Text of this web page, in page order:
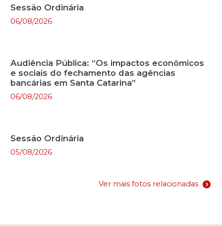
Sessão Ordinária
06/08/2026
Audiência Pública: “Os impactos econômicos
e sociais do fechamento das agências
bancárias em Santa Catarina”
06/08/2026
Sessão Ordinária
05/08/2026
Ver mais fotos relacionadas